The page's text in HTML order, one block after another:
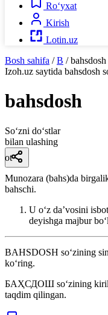
Ro‘yxat
Kirish
Lotin.uz
Bosh sahifa / B / bahsdosh
Izoh.uz saytida bahsdosh
bahsdosh
So‘zni do‘stlar
bilan ulashing
ot
Munozara (bahs)da
bahschi.
U oʻz daʼvosini
deyishga majbur
BAHSDOSH so‘zining
ko‘ring.
БАҲСДОШ so‘zining
taqdim qilingan.